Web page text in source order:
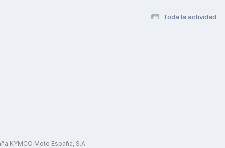
Toda la actividad
KYMCO Moto España, S.A.